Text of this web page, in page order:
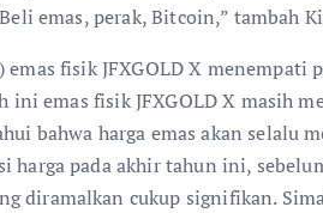
emas, perak, Bitcoin,” tambah
fisik JFXGOLD X menempati
ini emas fisik JFXGOLD X masih
bahwa harga emas akan selalu
harga pada akhir tahun ini,
diramalkan cukup signifikan.